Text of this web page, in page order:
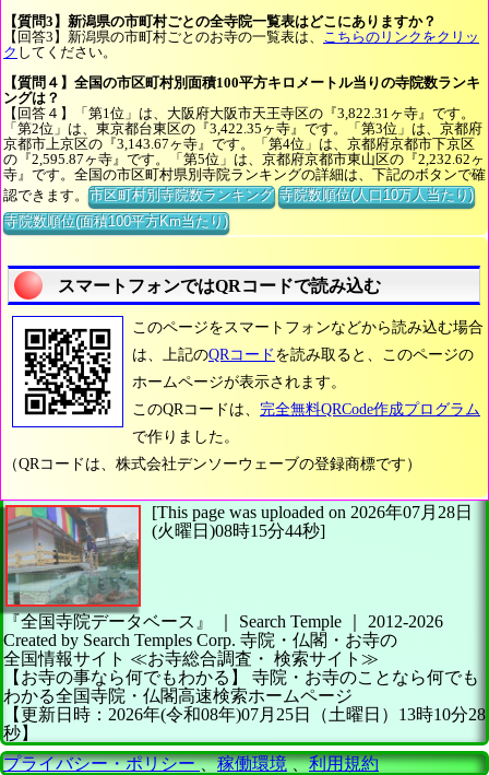
【質問3】新潟県の市町村ごとの全寺院一覧表はどこにありますか？
【回答3】新潟県の市町村ごとのお寺の一覧表は、
こちらのリンクをクリッ
ク してください。
【質問４】全国の市区町村別面積100平方キロメートル当りの寺院数ランキ
ングは？
【回答４】「第1位」は、大阪府大阪市天王寺区の『3,822.31ヶ寺』です。
「第2位」は、東京都台東区の『3,422.35ヶ寺』です。「第3位」は、京都府
京都市上京区の『3,143.67ヶ寺』です。「第4位」は、京都府京都市下京区
の『2,595.87ヶ寺』です。「第5位」は、京都府京都市東山区の『2,232.62ヶ
寺』です。全国の市区町村県別寺院ランキングの詳細は、下記のボタンで確
認できます。市区町村別寺院数ランキング 寺院数順位(人口10万人当たり)
寺院数順位(面積100平方Km当たり)
スマートフォンではQRコードで読み込む
このページをスマートフォンなどから読み込む場合
は、上記のQRコード を読み取ると、このページの
ホームページが表示されます。
このQRコードは、 完全無料QRCode作成プログラム
で作りました。
（QRコードは、株式会社デンソーウェーブの登録商標です）
[This page was uploaded on 2026年07月28日
(火曜日)08時15分44秒]
『全国寺院データベース』 ｜ Search Temple
2012-2026
Created by Search Temples Corp. 寺院・仏閣・お寺の
全国情報サイト ≪お寺総合調査・ 検索サイト≫
【お寺の事なら何でもわかる】
寺院・お寺のことなら何でも
わかる全国寺院・仏閣高速検索ホームページ
【更新日時：2026年(令和08年)07月25日（土曜日）13時10分28
秒】
プライバシー・ポリシー、稼働環境、利用規約